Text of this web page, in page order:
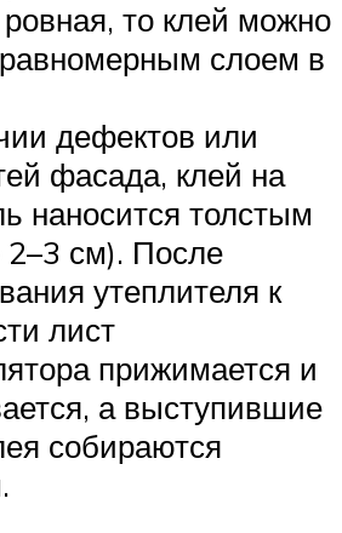
то клей можно
слоем в
дефектов или
фасада, клей на
наносится толстым
см). После
утеплителя к
лист
прижимается и
а выступившие
собираются